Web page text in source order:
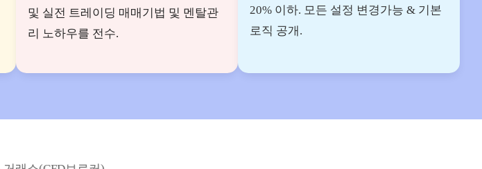
및 실전 트레이딩 매매기법 및 멘탈관
리 노하우를 전수.
20% 이하. 모든 설정 변경가능 & 기본
로직 공개.